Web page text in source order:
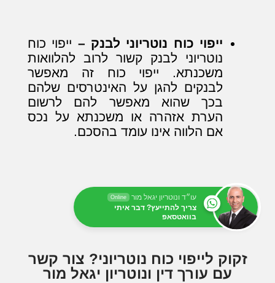
ייפוי כוח נוטריוני לבנק – ייפוי כוח
נוטריוני לבנק קשור לרוב להלוואות
משכנתא. ייפוי כוח זה מאפשר
לבנקים להגן על האינטרסים שלהם
בכך שהוא מאפשר להם לרשום
הערת אזהרה או משכנתא על נכס
אם הלווה אינו עומד בהסכם.
עו״ד ונוטריון יגאל מור Online
צריך להתייעץ? דבר איתי
בוואטסאפ
זקוק לייפוי כוח נוטריוני? צור קשר
עם עורך דין ונוטריון יגאל מור